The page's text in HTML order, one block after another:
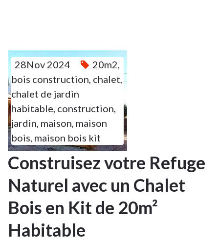
28
NOV
2024
28Nov 2024 20m2
bois construction chalet
chalet de jardin
habitable construction
jardin maison maison
bois maison bois kit
Construisez votre Refuge
Naturel avec un Chalet
Bois en Kit de 20m²
Habitable